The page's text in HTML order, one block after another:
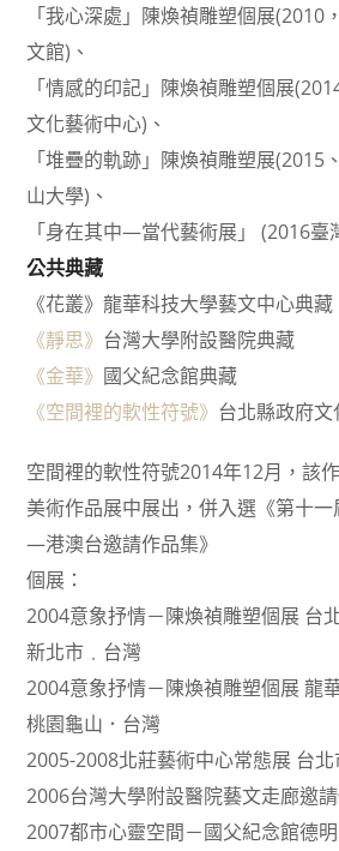
「我心深處」陳煥禎雕塑個展(2010
文館)、
「情感的印記」陳煥禎雕塑個展
文化藝術中心)、
「堆疊的軌跡」陳煥禎雕塑展(2015
山大學)、
「身在其中—當代藝術展」 (2016臺
公共典藏
《花叢》龍華科技大學藝文中心典藏
《靜思》 台灣大學附設醫院典藏
《金華》 國父紀念館典藏
《空間裡的軟性符號》 台北縣政府
空間裡的軟性符號2014年12月，該
美術作品展中展出，併入選《第十
—港澳台邀請作品集》
個展：
2004意象抒情－陳煥禎雕塑個展 台
新北市﹒台灣
2004意象抒情－陳煥禎雕塑個展 龍
桃園龜山．台灣
2005-2008北莊藝術中心常態展 台
2006台灣大學附設醫院藝文走廊邀
2007都市心靈空間－國父紀念館德